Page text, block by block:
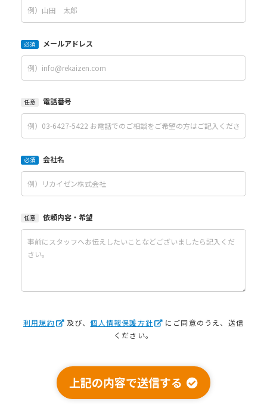
必須 メールアドレス
任意 電話番号
必須 会社名
任意 依頼内容・希望
利用規約 及び、個人情報保護方針
にご同意のうえ、送信
ください。
上記の内容で送信する